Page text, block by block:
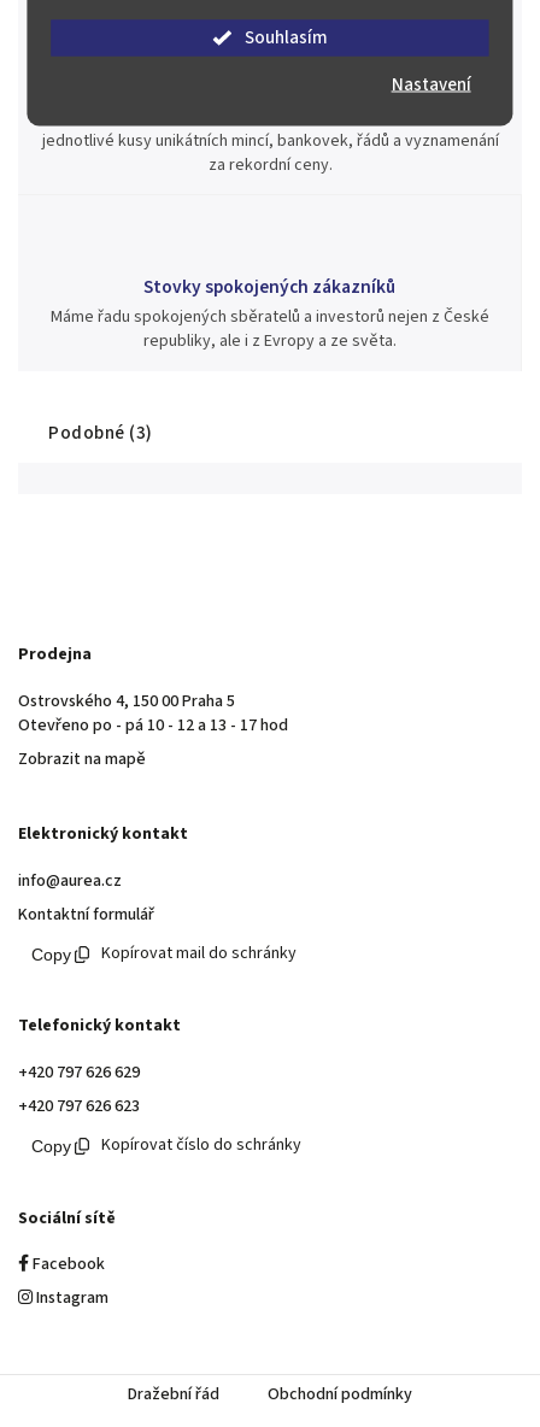
Souhlasím
Nastavení
Jsme zde pro Vás nepřetržitě již od roku 2000
jednotlivé kusy unikátních mincí, bankovek, řádů a vyznamenání
za rekordní ceny.
Stovky spokojených zákazníků
Máme řadu spokojených sběratelů a investorů nejen z České
republiky, ale i z Evropy a ze světa.
Podobné (3)
Prodejna
Ostrovského 4, 150 00 Praha 5
Otevřeno po - pá 10 - 12 a 13 - 17 hod
Zobrazit na mapě
Elektronický kontakt
info@aurea.cz
Kontaktní formulář
Kopírovat mail do schránky
Telefonický kontakt
+420 797 626 629
+420 797 626 623
Kopírovat číslo do schránky
Sociální sítě
Facebook
Instagram
Dražební řád
Obchodní podmínky